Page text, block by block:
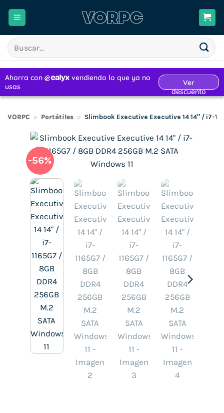
Buscar
por:
VORPC » Portátiles » Slimbook Executive Executive 14 14″ / i7-
-56%